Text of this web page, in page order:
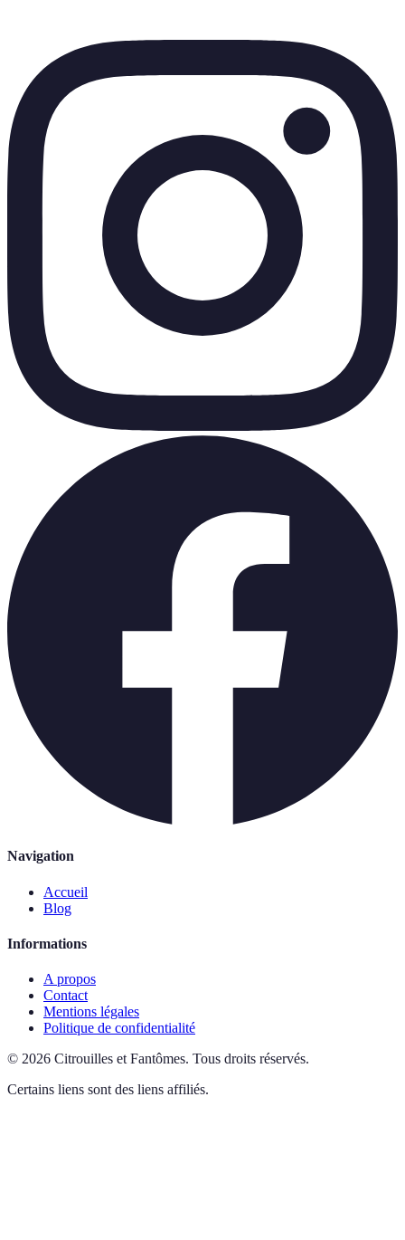
Navigation
Accueil
Blog
Informations
A propos
Contact
Mentions légales
Politique de confidentialité
© 2026 Citrouilles et Fantômes. Tous droits réservés.
Certains liens sont des liens affiliés.